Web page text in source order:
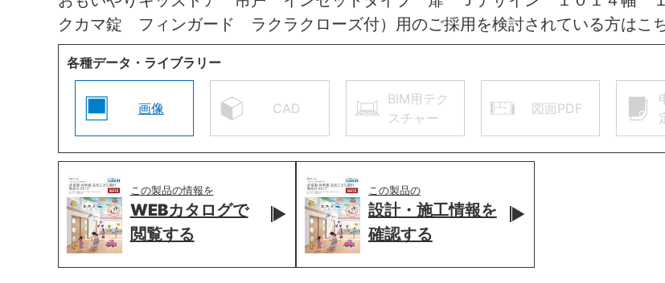
クカマ錠 フィンガード ラクラクローズ付）用のご採用を検討されている方はこ
各種データ・ライブラリー
画像 CAD
BIM用テク
スチャー
図面PDF
この製品の情報を
WEBカタログで
閲覧する
この製品の
設計・施工情報を
確認する